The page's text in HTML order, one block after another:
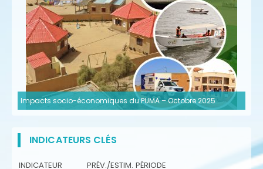
Impacts socio-économiques du PUMA – Octobre 2025
INDICATEURS CLÉS
INDICATEUR PRÉV./ESTIM. PÉRIODE